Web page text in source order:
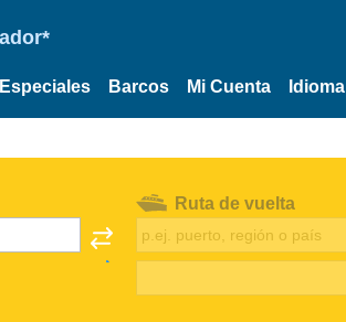
Barcos Mi Cuenta Idioma
Ruta de vuelta